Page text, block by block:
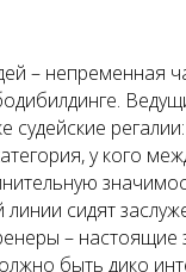
– непременная
судейские регалии:
у кого
сидят
– настоящие
быть дико